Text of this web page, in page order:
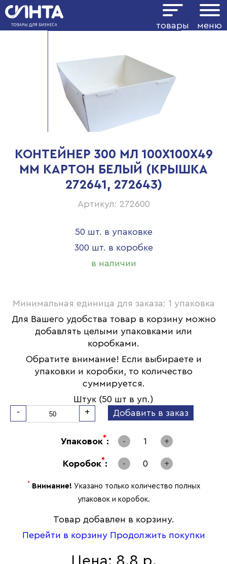
товары меню
КОНТЕЙНЕР 300 МЛ 100Х100Х49
ММ КАРТОН БЕЛЫЙ (КРЫШКА
272641, 272643)
Артикул: 272600
50 шт. в упаковке
300 шт. в коробке
в наличии
Минимальная единица для заказа: 1 упаковка
Для Вашего удобства товар в корзину можно
добавлять целыми упаковками или
коробками.
Обратите внимание! Если выбираете и
упаковки и коробки, то количество
суммируется.
Штук (50 шт в уп.)
-
+ Добавить в заказ
Упаковок*: - 1 +
Коробок*: - 0 +
* Внимание! Указано только количество полных
упаковок и коробок.
Товар добавлен в корзину.
Перейти в корзину Продолжить покупки
Цена: 8.8 р.